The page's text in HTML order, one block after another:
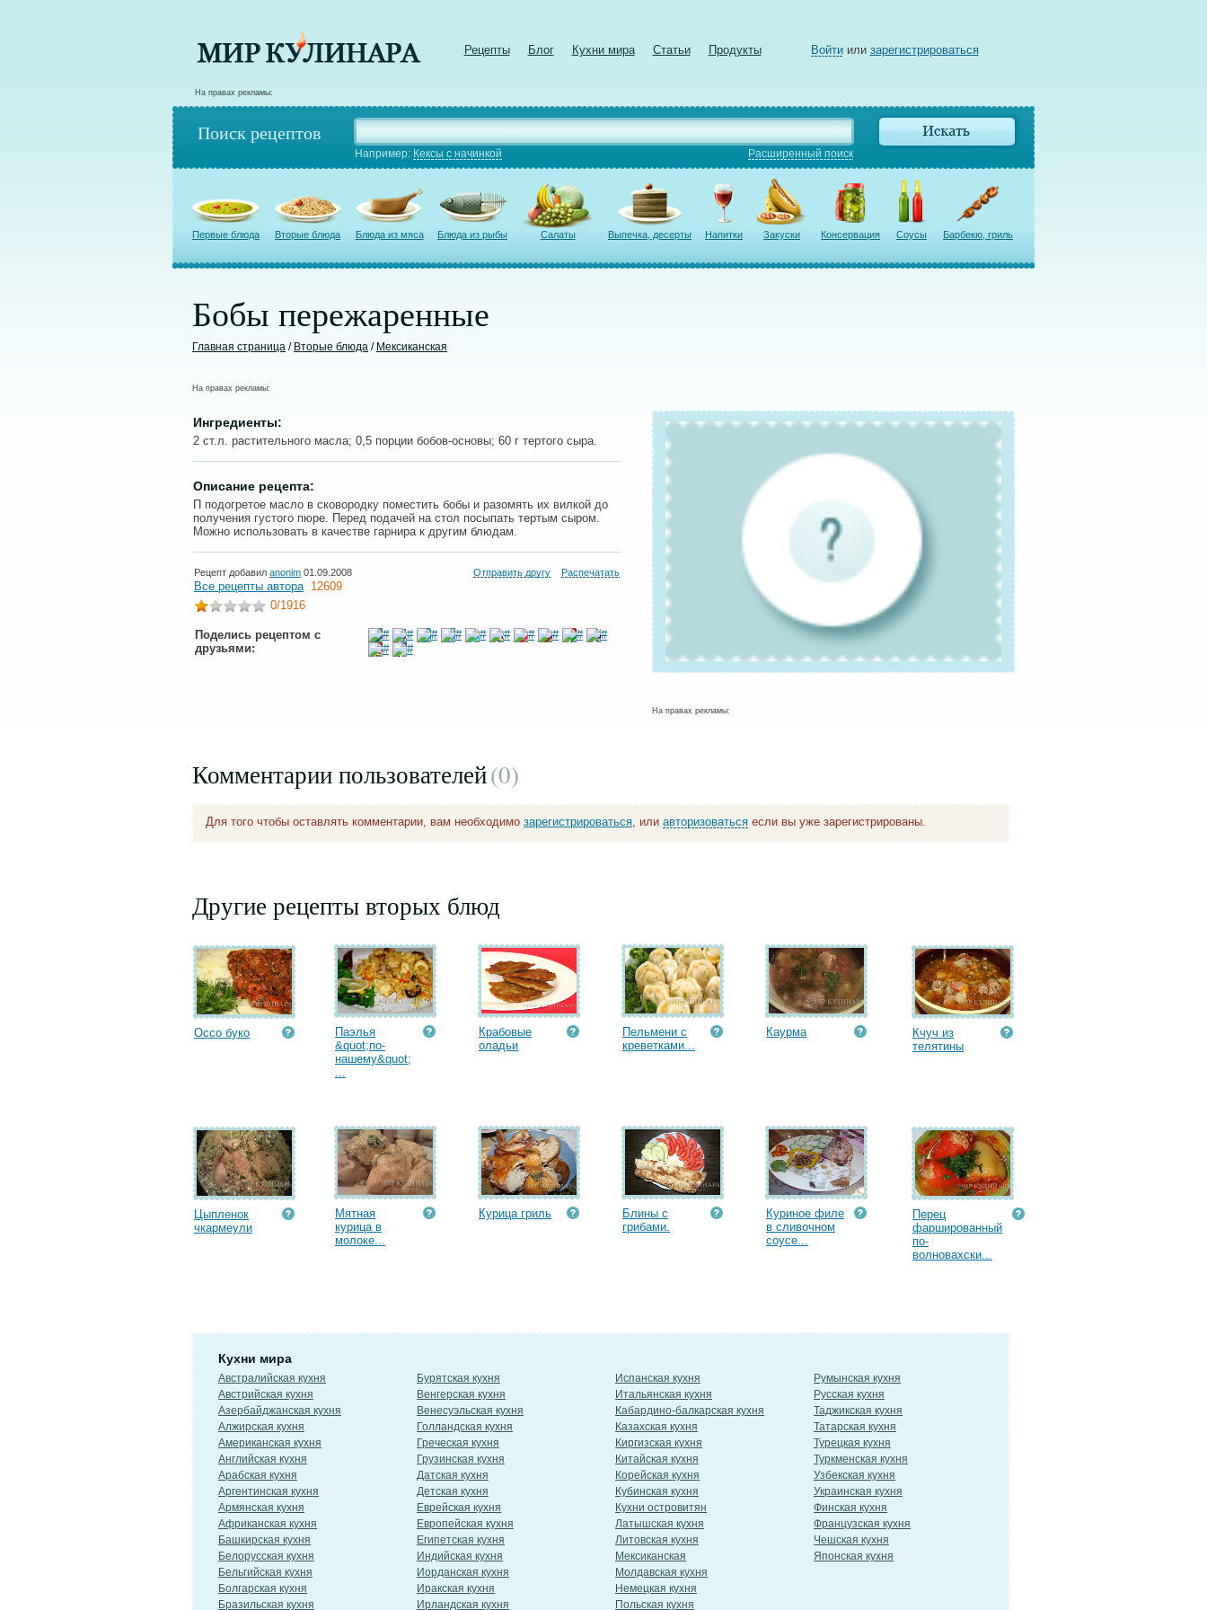
Рецепты Блог Кухни мира Статьи Продукты Войтиили зарегистрироваться
На правах рекламы:
Поиск рецептов
Например: Кексы с начинкой Расширенный поиск
Первые блюда Вторые блюда Блюда из мяса Блюда из рыбы Салаты Выпечка, десерты Напитки Закуски Консервация Соусы Барбекю, гриль
Бобы пережаренные
Главная страница / Вторые блюда / Мексиканская
На правах рекламы:
Ингредиенты:
2 ст.л. растительного масла; 0,5 порции бобов-основы; 60 г тертого сыра.
Описание рецепта:
П подогретое масло в сковородку поместить бобы и разомять их вилкой до
получения густого пюре. Перед подачей на стол посыпать тертым сыром.
Можно использовать в качестве гарнира к другим блюдам.
Рецепт добавил anonim 01.09.2008 Отправить другу Распечатать
Все рецепты автора 12609
0/1916
Поделись рецептом с
друзьями:
На правах рекламы:
Комментарии пользователей(0)
Для того чтобы оставлять комментарии, вам необходимо зарегистрироваться, или авторизоваться если вы уже зарегистрированы.
Другие рецепты вторых блюд
Оссо буко
Паэлья
&quot;по-
нашему&quot;
...
Крабовые
оладьи
Пельмени с
креветками...
Каурма
Кчуч из
телятины
Цыпленок
чкармеули
Мятная
курица в
молоке...
Курица гриль
Блины с
грибами.
Куриное филе
в сливочном
соусе...
Перец
фаршированный
по-
волновахски...
Кухни мира
Австралийская кухня
Австрийская кухня
Азербайджанская кухня
Алжирская кухня
Американская кухня
Английская кухня
Арабская кухня
Аргентинская кухня
Армянская кухня
Африканская кухня
Башкирская кухня
Белорусская кухня
Бельгийская кухня
Болгарская кухня
Бразильская кухня
Бурятская кухня
Венгерская кухня
Венесуэльская кухня
Голландская кухня
Греческая кухня
Грузинская кухня
Датская кухня
Детская кухня
Еврейская кухня
Европейская кухня
Египетская кухня
Индийская кухня
Иорданская кухня
Иракская кухня
Ирландская кухня
Испанская кухня
Итальянская кухня
Кабардино-балкарская кухня
Казахская кухня
Киргизская кухня
Китайская кухня
Корейская кухня
Кубинская кухня
Кухни островитян
Латышская кухня
Литовская кухня
Мексиканская
Молдавская кухня
Немецкая кухня
Польская кухня
Румынская кухня
Русская кухня
Таджикская кухня
Татарская кухня
Турецкая кухня
Туркменская кухня
Узбекская кухня
Украинская кухня
Финская кухня
Французская кухня
Чешская кухня
Японская кухня